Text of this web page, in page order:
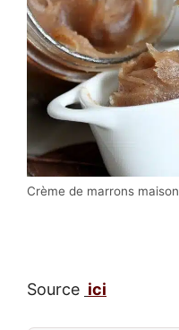
Crème de marrons maison
Source ici